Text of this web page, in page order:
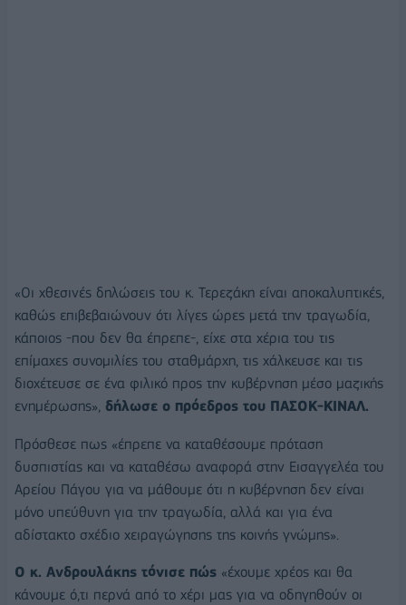
«Οι χθεσινές δηλώσεις του κ. Τερεζάκη είναι αποκαλυπτικές,
καθώς επιβεβαιώνουν ότι λίγες ώρες μετά την τραγωδία,
κάποιος -που δεν θα έπρεπε-, είχε στα χέρια του τις
επίμαχες συνομιλίες του σταθμάρχη, τις χάλκευσε και τις
διοχέτευσε σε ένα φιλικό προς την κυβέρνηση μέσο μαζικής
ενημέρωσης», δήλωσε ο πρόεδρος του ΠΑΣΟΚ-ΚΙΝΑΛ.
Πρόσθεσε πως «έπρεπε να καταθέσουμε πρόταση
δυσπιστίας και να καταθέσω αναφορά στην Εισαγγελέα του
Αρείου Πάγου για να μάθουμε ότι η κυβέρνηση δεν είναι
μόνο υπεύθυνη για την τραγωδία, αλλά και για ένα
αδίστακτο σχέδιο χειραγώγησης της κοινής γνώμης».
Ο κ. Ανδρουλάκης τόνισε πώς «έχουμε χρέος και θα
κάνουμε ό,τι περνά από το χέρι μας για να οδηγηθούν οι